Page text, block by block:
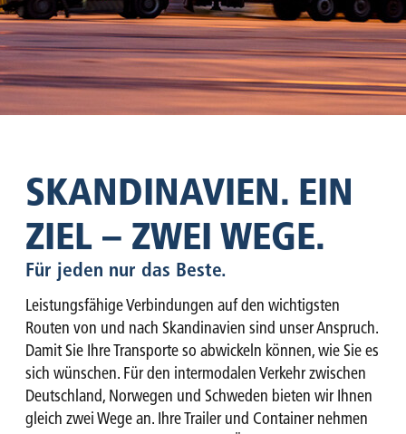
SKANDINAVIEN. EIN
ZIEL – ZWEI WEGE.
Für jeden nur das Beste.
Leistungsfähige Verbindungen auf den wichtigsten
Routen von und nach Skandinavien sind unser Anspruch.
Damit Sie Ihre Transporte so abwickeln können, wie Sie es
sich wünschen. Für den intermodalen Verkehr zwischen
Deutschland, Norwegen und Schweden bieten wir Ihnen
gleich zwei Wege an. Ihre Trailer und Container nehmen